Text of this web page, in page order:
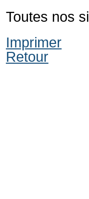
Toutes nos
Imprimer
Retour